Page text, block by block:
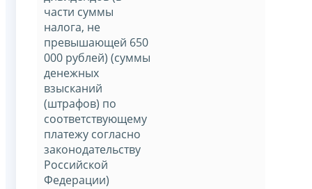
части суммы
налога, не
превышающей 650
000 рублей) (суммы
денежных
взысканий
(штрафов) по
соответствующему
платежу согласно
законодательству
Российской
Федерации)